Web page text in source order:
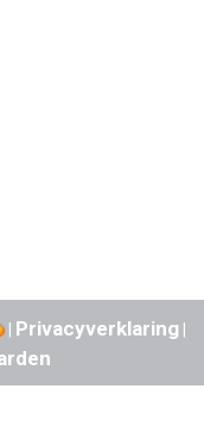
| Privacyverklaring|